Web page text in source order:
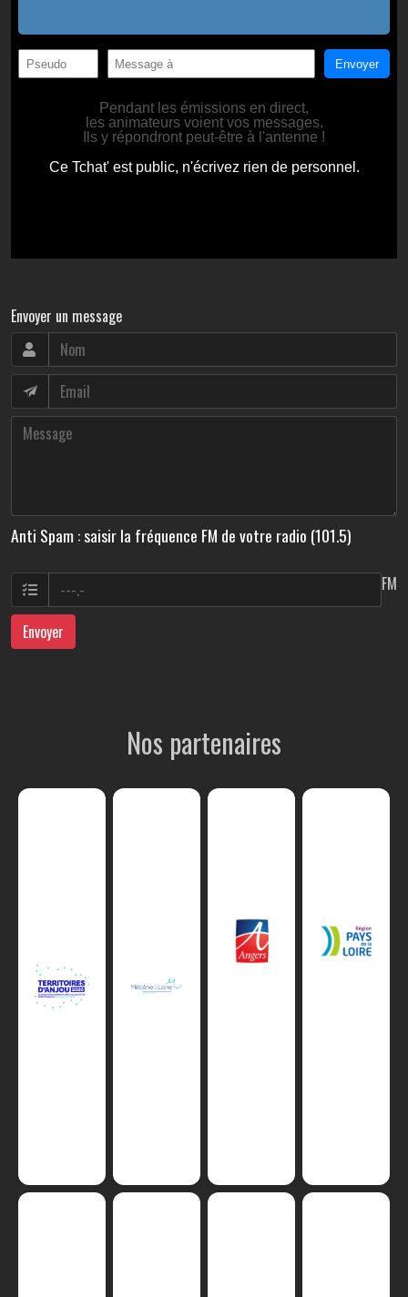
Envoyer un message
Anti Spam : saisir la fréquence FM de votre radio (101.5)
FM
Envoyer
Nos partenaires